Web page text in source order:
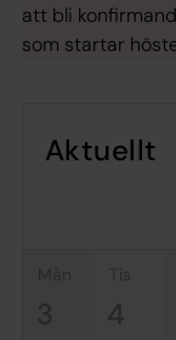
att bli
som startar
Aktuellt
tis
4